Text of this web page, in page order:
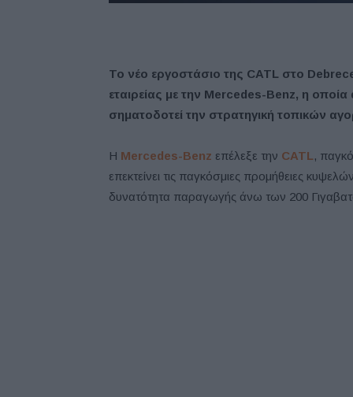
Το νέο εργοστάσιο της CATL στο
εταιρείας με την Mercedes-Benz, η
σηματοδοτεί την στρατηγική τοπικών
Η Mercedes-Benz επέλεξε την CATL,
επεκτείνει τις παγκόσμιες προμήθειες
δυνατότητα παραγωγής άνω των 200